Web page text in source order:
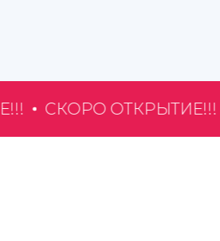
СКОРО ОТКРЫТИЕ!!!